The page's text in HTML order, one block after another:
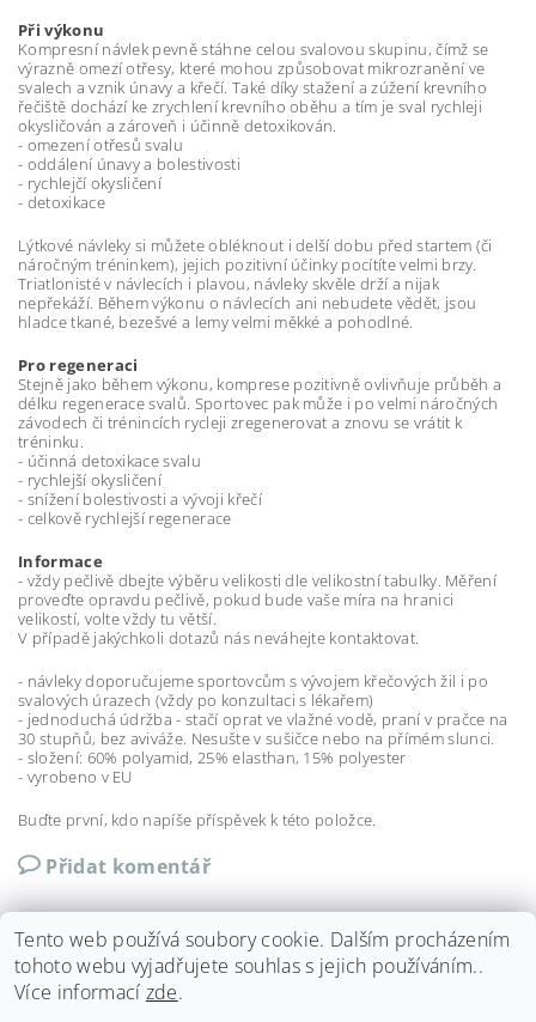
Při výkonu
Kompresní návlek pevně stáhne celou svalovou skupinu, čímž se
výrazně omezí otřesy, které mohou způsobovat mikrozranění ve
svalech a vznik únavy a křečí. Také díky stažení a zúžení krevního
řečiště dochází ke zrychlení krevního oběhu a tím je sval rychleji
okysličován a zároveň i účinně detoxikován.
- omezení otřesů svalu
- oddálení únavy a bolestivosti
- rychlejčí okysličení
- detoxikace
Lýtkové návleky si můžete obléknout i delší dobu před startem (či
náročným tréninkem), jejich pozitivní účinky pocítíte velmi brzy.
Triatlonisté v návlecích i plavou, návleky skvěle drží a nijak
nepřekáží. Během výkonu o návlecích ani nebudete vědět, jsou
hladce tkané, bezešvé a lemy velmi měkké a pohodlné.
Pro regeneraci
Stejně jako během výkonu, komprese pozitivně ovlivňuje průběh a
délku regenerace svalů. Sportovec pak může i po velmi náročných
závodech či trénincích rycleji zregenerovat a znovu se vrátit k
tréninku.
- účinná detoxikace svalu
- rychlejší okysličení
- snížení bolestivosti a vývoji křečí
- celkově rychlejší regenerace
Informace
- vždy pečlivě dbejte výběru velikosti dle velikostní tabulky. Měření
proveďte opravdu pečlivě, pokud bude vaše míra na hranici
velikostí, volte vždy tu větší.
V případě jakýchkoli dotazů nás neváhejte kontaktovat.
- návleky doporučujeme sportovcům s vývojem křečových žil i po
svalových úrazech (vždy po konzultaci s lékařem)
- jednoduchá údržba - stačí oprat ve vlažné vodě, praní v pračce na
30 stupňů, bez aviváže. Nesušte v sušičce nebo na přímém slunci.
- složení: 60% polyamid, 25% elasthan, 15% polyester
- vyrobeno v EU
Buďte první, kdo napíše příspěvek k této položce.
Přidat komentář
Shoptet.cz
Tento web používá soubory cookie. Dalším procházením
tohoto webu vyjadřujete souhlas s jejich používáním..
Více informací zde.